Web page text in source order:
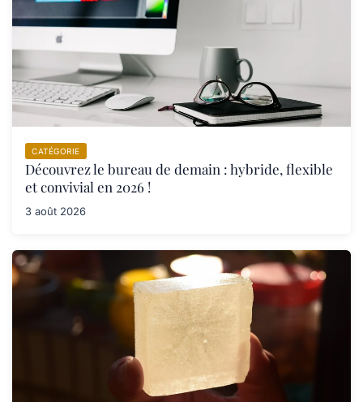
CATÉGORIE
Découvrez le bureau de demain : hybride, flexible
et convivial en 2026 !
3 août 2026